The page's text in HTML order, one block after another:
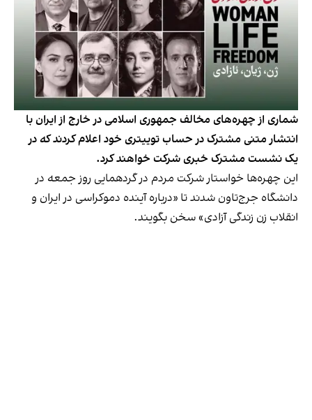
شماری از چهره‌های مخالف جمهوری اسلامی در خارج از ایران با
انتشار متنی مشترک در حساب توییتری خود اعلام کردند که در
یک نشست مشترک خبری شرکت خواهند کرد.
این چهره‌ها خواستار شرکت مردم در گرد‌همایی روز جمعه در
دانشگاه جرج‌تاون شدند تا «درباره آینده دموکراسی در ایران و
انقلاب زن زندگی آزادی» سخن بگویند.